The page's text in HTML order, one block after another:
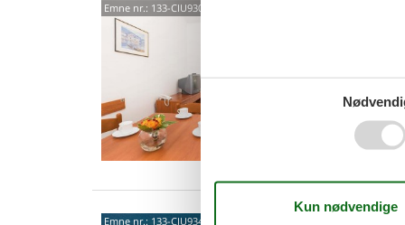
Emne nr.: 133-CIU930
5
2
Emne nr.: 133-CIU934